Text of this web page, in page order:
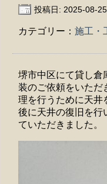
投稿日: 2025-08-25
カテゴリー： 施工・
堺市中区にて貸し倉
装のご依頼をいただ
理を行うために天井
後に天井の復旧を行
ていただきました。